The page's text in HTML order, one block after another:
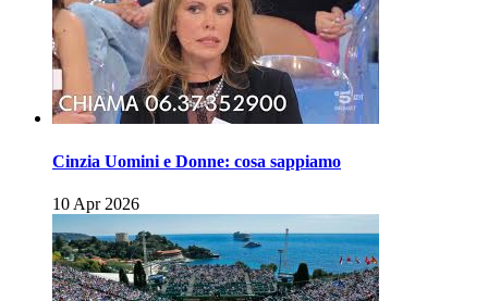
Cinzia Uomini e Donne: cosa sappiamo
10 Apr 2026